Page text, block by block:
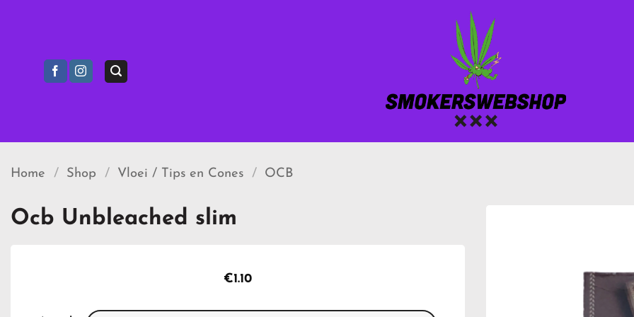
Home / Shop / Vloei / Tips en Cones / OCB
Ocb Unbleached slim
€1.10